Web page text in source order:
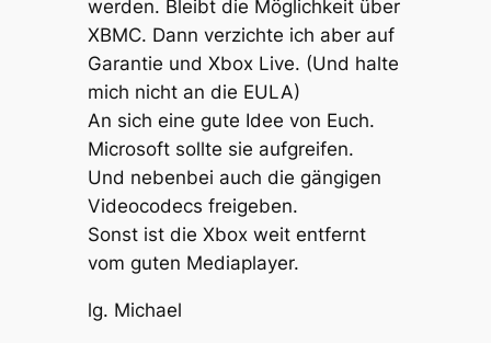
werden. Bleibt die Möglichkeit über
XBMC. Dann verzichte ich aber auf
Garantie und Xbox Live. (Und halte
mich nicht an die EULA)
An sich eine gute Idee von Euch.
Microsoft sollte sie aufgreifen.
Und nebenbei auch die gängigen
Videocodecs freigeben.
Sonst ist die Xbox weit entfernt
vom guten Mediaplayer.
lg. Michael